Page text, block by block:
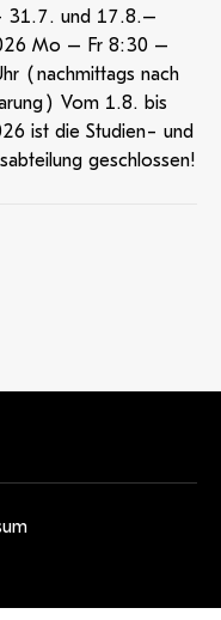
31.7. und 17.8.–
Mo – Fr 8:30 –
(nachmittags nach
Vom 1.8. bis
ist die Studien- und
geschlossen!